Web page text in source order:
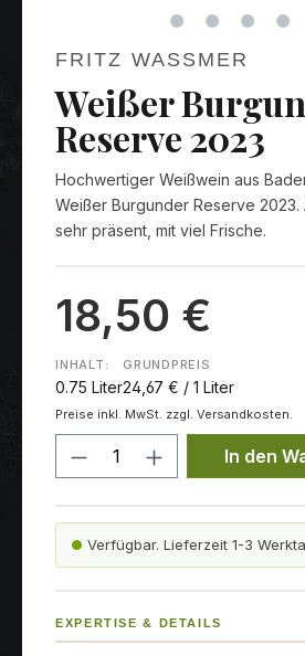
FRITZ WASSMER
Weißer
Reserve 2023
Hochwertiger Weißwein aus
Weißer Burgunder Reserve 2023.
sehr präsent, mit viel Frische.
18,50 €
INHALT:
0.75 Liter
GRUNDPREIS
24,67 € / 1 Liter
Preise inkl. MwSt. zzgl. Versandkosten.
Produkt Anzahl:In den
Verfügbar. Lieferzeit 1-3
EXPERTISE & DETAILS